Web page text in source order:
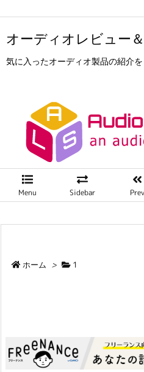
オーディオレビュー
気に入ったオーディオ製品の紹介を
Menu Sidebar Prev
ホーム > 1